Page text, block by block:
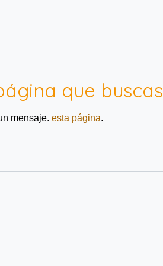
que buscas
mensaje. esta página.